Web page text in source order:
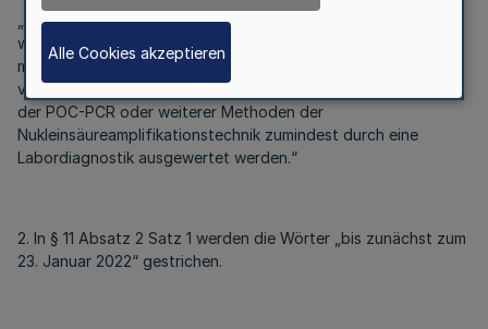
„Tests mittels Nukleinsäurenachweis (PCR, PoC-PCR oder
weitere Methoden der Nukleinsäureamplifikationstechnik)
müssen von fachkundigem oder geschultem Personal
vorgenommen und von einem anerkannten Labor oder im Falle
der POC-PCR oder weiterer Methoden der
Nukleinsäureamplifikationstechnik zumindest durch eine
Labordiagnostik ausgewertet werden.“
2. In § 11 Absatz 2 Satz 1 werden die Wörter „bis zunächst zum
23. Januar 2022“ gestrichen.
Alle Cookies akzeptieren